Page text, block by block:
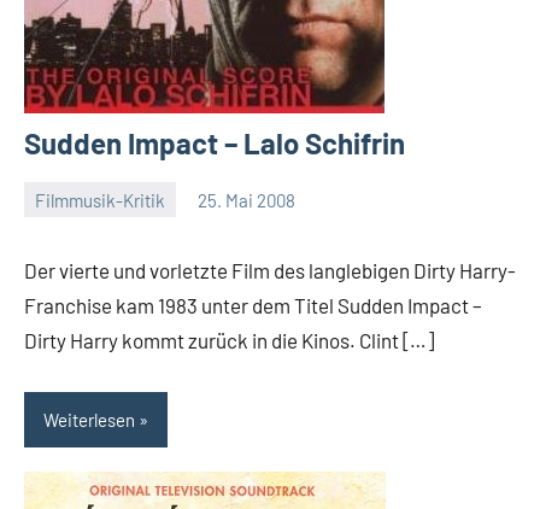
Sudden Impact – Lalo Schifrin
Filmmusik-Kritik 25. Mai 2008
Der vierte und vorletzte Film des langlebigen Dirty Harry-
Franchise kam 1983 unter dem Titel Sudden Impact –
Dirty Harry kommt zurück in die Kinos. Clint […]
Weiterlesen